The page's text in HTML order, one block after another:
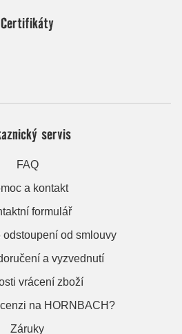
Certifikáty
servis
FAQ
a kontakt
formulář
odstoupení od smlouvy
a vyzvednutí
vrácení zboží
na HORNBACH?
Záruky